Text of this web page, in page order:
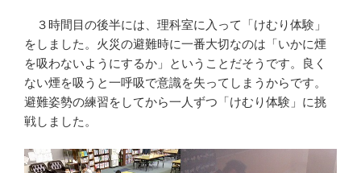
３時間目の後半には、理科室に入って「けむり体験」
をしました。火災の避難時に一番大切なのは「いかに煙
を吸わないようにするか」ということだそうです。良く
ない煙を吸うと一呼吸で意識を失ってしまうからです。
避難姿勢の練習をしてから一人ずつ「けむり体験」に挑
戦しました。